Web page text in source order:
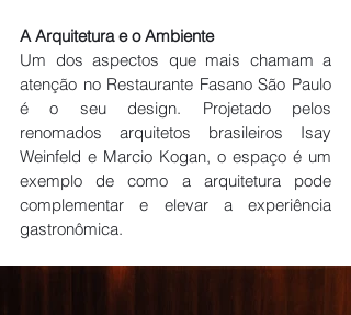
A Arquitetura e o Ambiente
Um dos aspectos que mais chamam a
atenção no Restaurante Fasano São Paulo
é o seu design. Projetado pelos
renomados arquitetos brasileiros Isay
Weinfeld e Marcio Kogan, o espaço é um
exemplo de como a arquitetura pode
complementar e elevar a experiência
gastronômica.